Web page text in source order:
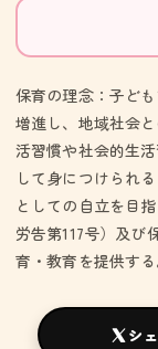
保育の理念：子ど
増進し、地域社会
活習慣や社会的生
して身につけられ
としての自立を目
労告第117号）及び
育・教育を提供する
シ